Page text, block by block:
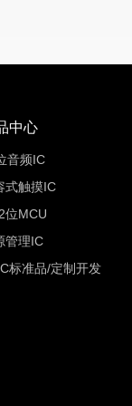
中心
音频IC
式触摸IC
位MCU
管理IC
标准品/定制开发